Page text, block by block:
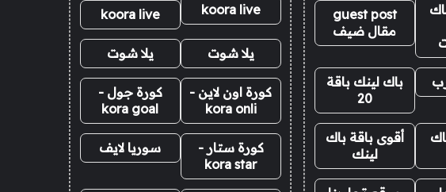
guest post
مقال ضيف
باك لينك باقة
20
أقوى باقة باك
لينك
koora live
koora live
يلا شوت يلا شوت
كورة اون لاين -
kora onli
كورة جول -
kora goal
كورة ستار -
kora star
سوريا لايف